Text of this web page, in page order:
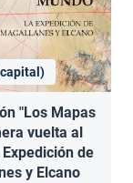
"Los Mapas
vuelta al
de
y Elcano